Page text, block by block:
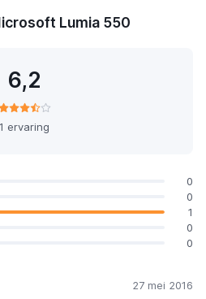
Lumia 550
6,2
1 ervaring
0
0
1
0
0
27 mei 2016